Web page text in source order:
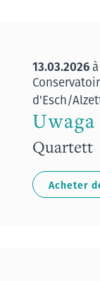
13.03.2026à
d'Esch/
Uwaga
Quartett
Acheter